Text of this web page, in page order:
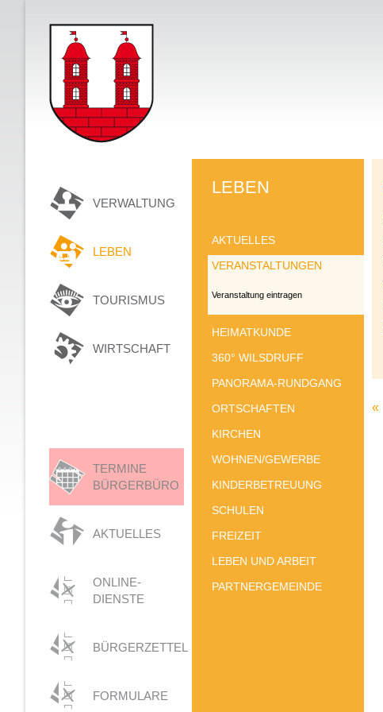
VERWALTUNG
LEBEN
TOURISMUS
WIRTSCHAFT
TERMINE
BÜRGERBÜRO
AKTUELLES
ONLINE-
DIENSTE
BÜRGERZETTEL
FORMULARE
LEBEN
AKTUELLES
VERANSTALTUNGEN
Veranstaltung eintragen
HEIMATKUNDE
360° WILSDRUFF
PANORAMA-RUNDGANG
ORTSCHAFTEN
KIRCHEN
WOHNEN/GEWERBE
KINDERBETREUUNG
SCHULEN
FREIZEIT
LEBEN UND ARBEIT
PARTNERGEMEINDE
«